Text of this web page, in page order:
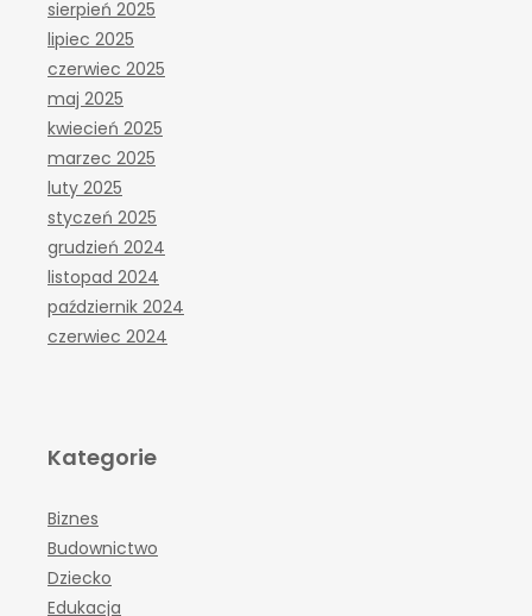
sierpień 2025
lipiec 2025
czerwiec 2025
maj 2025
kwiecień 2025
marzec 2025
luty 2025
styczeń 2025
grudzień 2024
listopad 2024
październik 2024
czerwiec 2024
Kategorie
Biznes
Budownictwo
Dziecko
Edukacja